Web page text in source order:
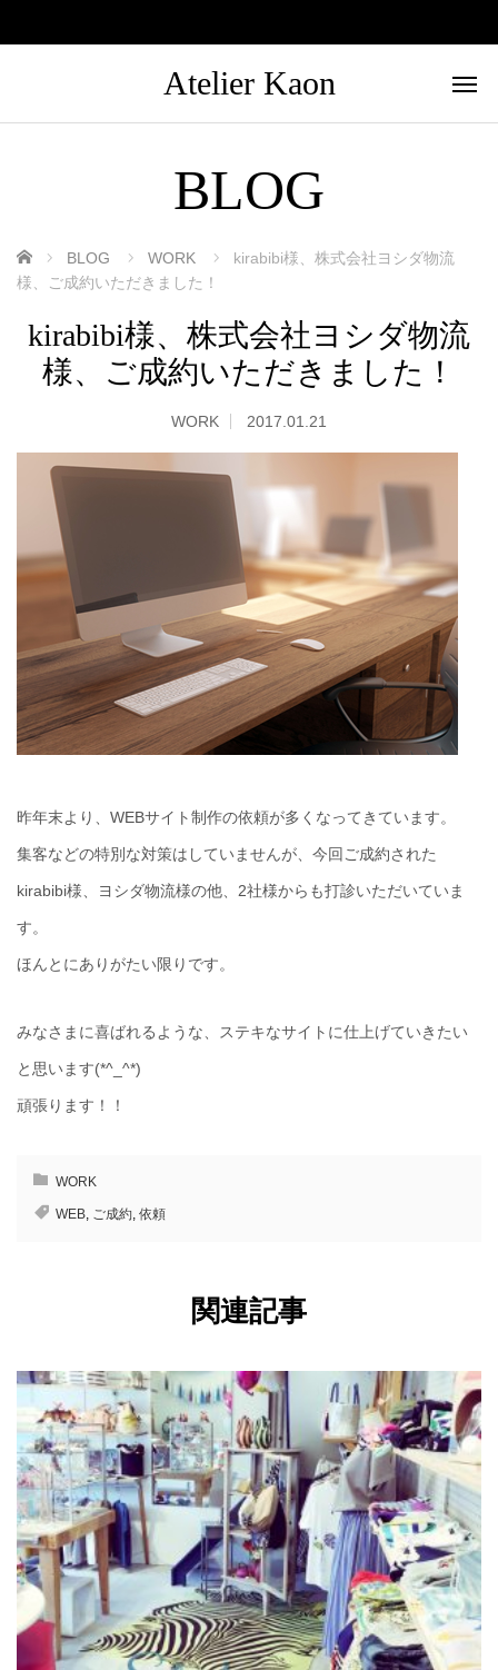
Atelier Kaon
BLOG
ホーム BLOG WORK
kirabibi様、株式会社ヨシダ物流
様、ご成約いただきました！
kirabibi様、株式会社ヨシダ物流
様、ご成約いただきました！
WORK 2017.01.21
昨年末より、WEBサイト制作の依頼が多くなってきています。
集客などの特別な対策はしていませんが、今回ご成約された
kirabibi様、ヨシダ物流様の他、2社様からも打診いただいていま
す。
ほんとにありがたい限りです。
みなさまに喜ばれるような、ステキなサイトに仕上げていきたい
と思います(*^_^*)
頑張ります！！
WORK
WEB, ご成約, 依頼
関連記事